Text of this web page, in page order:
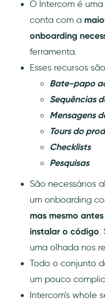
O Intercom é
conta com a
onboarding
ferramenta.
Esses recursos
Bate-papo
Sequências
Mensagens
Tours do
Checklists
Pesquisas
São necessários
um onboarding
mas mesmo
instalar o código.
uma olhada nos
Todo o conjunto
um pouco
Intercom's whole